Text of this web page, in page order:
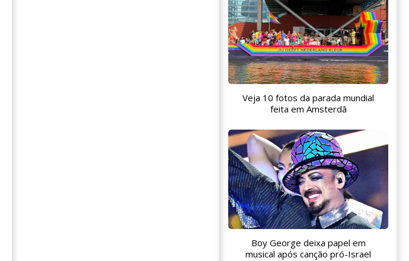
Veja 10 fotos da parada mundial
feita em Amsterdã
Boy George deixa papel em
musical após canção pró-Israel